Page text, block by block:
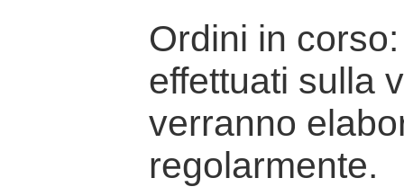
Ordini in
effettuati sulla
verranno
regolarmente.